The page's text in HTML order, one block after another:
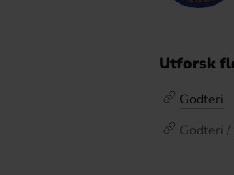
Utforsk
Godteri
Godteri /